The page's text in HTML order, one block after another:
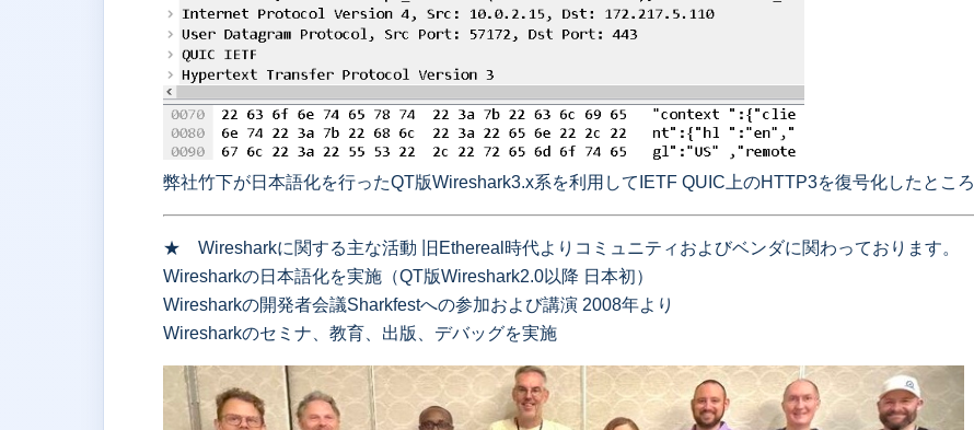
弊社竹下が日本語化を行ったQT版Wireshark3.x系を利用してIETF QUIC上のHTTP3を復号化したところ
★ Wiresharkに関する主な活動 旧Ethereal時代よりコミュニティおよびベンダに関わっております。
Wiresharkの日本語化を実施（QT版Wireshark2.0以降 日本初）
Wiresharkの開発者会議Sharkfestへの参加および講演 2008年より
Wiresharkのセミナ、教育、出版、デバッグを実施